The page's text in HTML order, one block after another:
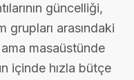
güncelliği,
grupları arasındaki
masaüstünde
içinde hızla bütçe